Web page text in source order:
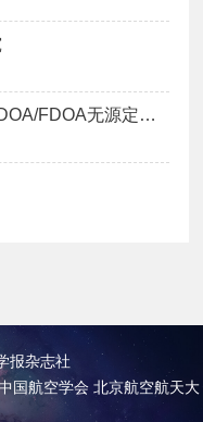
报杂志社
国航空学会 北京航空航天大